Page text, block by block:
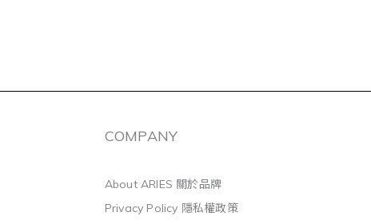
COMPANY
About ARIES 關於品牌
Privacy Policy 隱私權政策